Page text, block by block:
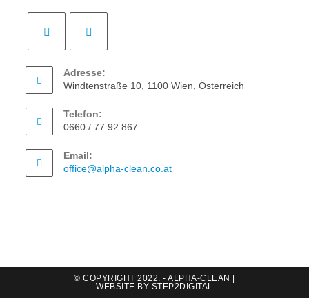
Adresse:
Windtenstraße 10, 1100 Wien, Österreich
Telefon:
0660 / 77 92 867
Email:
office@alpha-clean.co.at
© COPYRIGHT 2022. - ALPHA-CLEAN |
WEBSITE BY STEP2DIGITAL